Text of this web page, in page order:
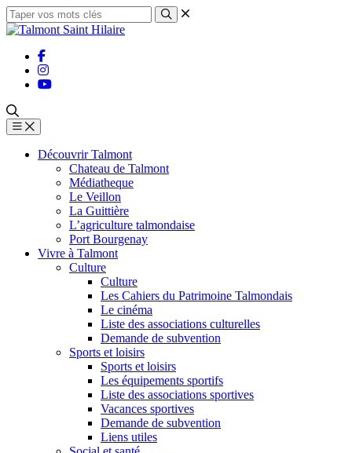
Découvrir Talmont
Chateau de Talmont
Médiatheque
Le Veillon
La Guittière
L’agriculture talmondaise
Port Bourgenay
Vivre à Talmont
Culture
Culture
Les Cahiers du Patrimoine Talmondais
Le cinéma
Liste des associations culturelles
Demande de subvention
Sports et loisirs
Sports et loisirs
Les équipements sportifs
Liste des associations sportives
Vacances sportives
Demande de subvention
Liens utiles